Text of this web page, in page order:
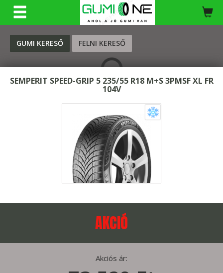
GUMI KERESŐ FELNI KERESŐ
KERESÉS
SEMPERIT SPEED-GRIP 5 235/55 R18 M+S 3PMSF XL FR
104V
AKCIÓ
Akciós ár: